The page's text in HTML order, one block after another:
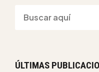
ÚLTIMAS